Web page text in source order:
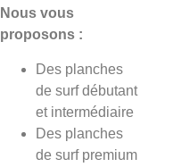
Nous vous
proposons :
Des planches
de surf débutant
et intermédiaire
Des planches
de surf premium